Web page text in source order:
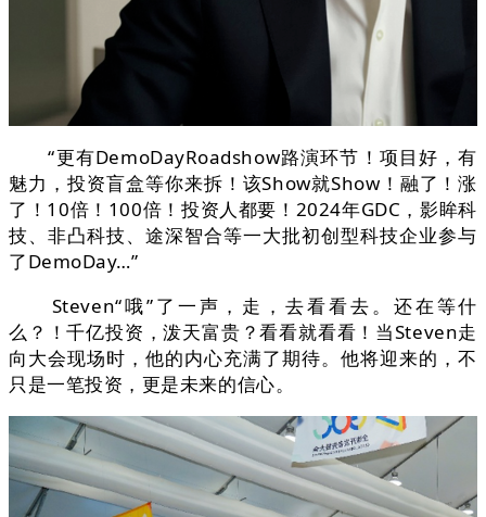
“更有DemoDayRoadshow路演环节！项目好，有
魅力，投资盲盒等你来拆！该Show就Show！融了！涨
了！10倍！100倍！投资人都要！2024年GDC，影眸科
技、非凸科技、途深智合等一大批初创型科技企业参与
了DemoDay…”
Steven“哦”了一声，走，去看看去。还在等什
么？！千亿投资，泼天富贵？看看就看看！当Steven走
向大会现场时，他的内心充满了期待。他将迎来的，不
只是一笔投资，更是未来的信心。